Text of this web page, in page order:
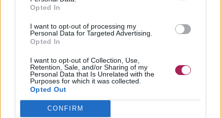
Opted In
I want to opt-out of processing my
Personal Data for Targeted Advertising.
Opted In
I want to opt-out of Collection, Use,
Retention, Sale, and/or Sharing of my
Personal Data that Is Unrelated with the
Purposes for which it was collected.
Opted Out
CONFIRM